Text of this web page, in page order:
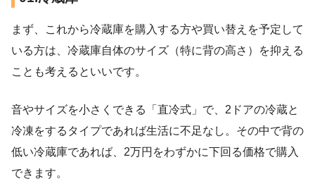
まず、これから冷蔵庫を購入する方や買い替えを予定して
いる方は、冷蔵庫自体のサイズ（特に背の高さ）を抑える
ことも考えるといいです。
音やサイズを小さくできる「直冷式」で、2ドアの冷蔵と
冷凍をするタイプであれば生活に不足なし。その中で背の
低い冷蔵庫であれば、2万円をわずかに下回る価格で購入
できます。